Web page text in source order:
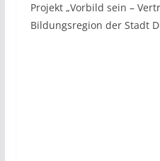
Projekt „Vorbild sein –
Bildungsregion der Stadt